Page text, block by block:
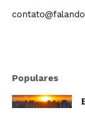
Populares